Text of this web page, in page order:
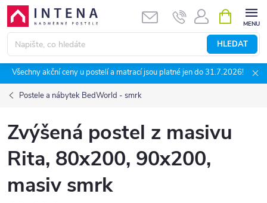
Přejít
obsah
HLEDAT
NÁKUPNÍ
KOŠÍK
Všechny akční ceny u postelí a matrací jsou platné jen do 31.7.2026!
Postele a nábytek BedWorld - smrk
Zvýšená postel z masivu
Rita, 80x200, 90x200,
masiv smrk